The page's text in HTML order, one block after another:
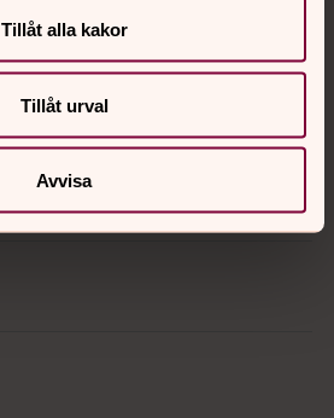
Tillåt alla kakor
Tillåt urval
Avvisa